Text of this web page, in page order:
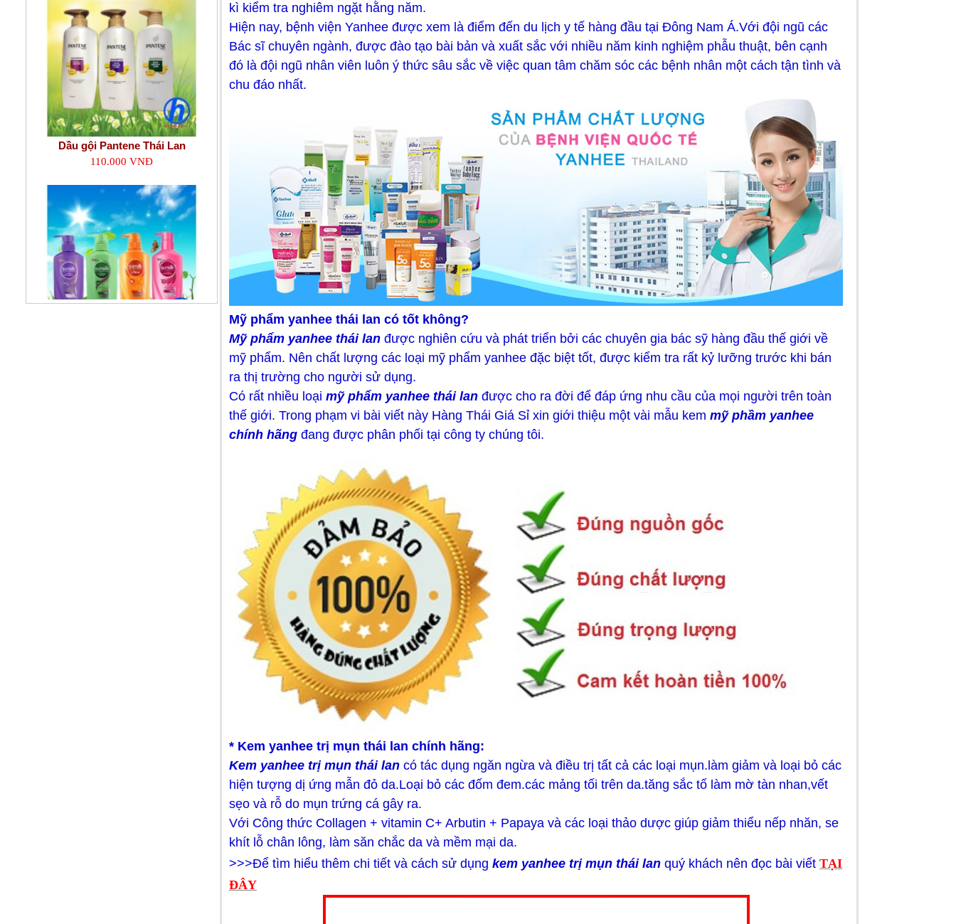
Dầu gội Pantene Thái Lan
110.000 VNĐ
kì kiểm tra nghiêm ngặt hằng năm.
Hiện nay, bệnh viện Yanhee được xem là điểm đến du lịch y tế hàng đầu tại Đông Nam Á.Với đội ngũ các
Bác sĩ chuyên ngành, được đào tạo bài bản và xuất sắc với nhiều năm kinh nghiệm phẫu thuật, bên cạnh
đó là đội ngũ nhân viên luôn ý thức sâu sắc về việc quan tâm chăm sóc các bệnh nhân một cách tận tình và
chu đáo nhất.
Mỹ phẩm yanhee thái lan có tốt không?
Mỹ phẩm yanhee thái lan được nghiên cứu và phát triển bởi các chuyên gia bác sỹ hàng đầu thế giới về
mỹ phẩm. Nên chất lượng các loại mỹ phẩm yanhee đặc biệt tốt, được kiểm tra rất kỷ lưỡng trước khi bán
ra thị trường cho người sử dụng.
Có rất nhiều loại mỹ phẩm yanhee thái lan được cho ra đời để đáp ứng nhu cầu của mọi người trên toàn
thế giới. Trong phạm vi bài viết này Hàng Thái Giá Sỉ xin giới thiệu một vài mẫu kem mỹ phầm yanhee
chính hãng đang được phân phối tại công ty chúng tôi.
* Kem yanhee trị mụn thái lan chính hãng:
Kem yanhee trị mụn thái lan có tác dụng ngăn ngừa và điều trị tất cả các loại mụn.làm giảm và loại bỏ các
hiện tượng dị ứng mẫn đỏ da.Loại bỏ các đốm đem.các mảng tối trên da.tăng sắc tố làm mờ tàn nhan,vết
sẹo và rỗ do mụn trứng cá gây ra.
Với Công thức Collagen + vitamin C+ Arbutin + Papaya và các loại thảo dược giúp giảm thiểu nếp nhăn, se
khít lỗ chân lông, làm săn chắc da và mềm mại da.
>>>Để tìm hiểu thêm chi tiết và cách sử dụng kem yanhee trị mụn thái lan quý khách nên đọc bài viết TẠI
ĐÂY